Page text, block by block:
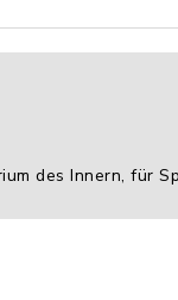
des Innern, für